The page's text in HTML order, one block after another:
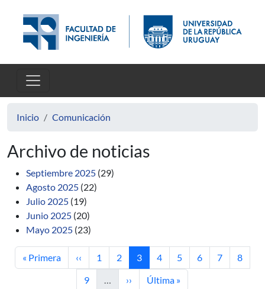
Inicio Comunicación
Archivo de noticias
Septiembre 2025 (29)
Agosto 2025 (22)
Julio 2025 (19)
Junio 2025 (20)
Mayo 2025 (23)
Primera página
« Primera Página anterior
‹‹ Página
1 Página
2 Página actual
3 Página
4 Página
5 Página
6 Página
7 Página
8
Página
9 … Siguiente página
›› Última página
Última »